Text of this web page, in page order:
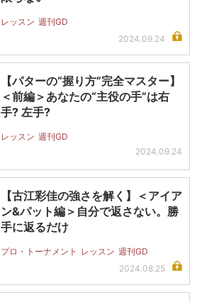
レッスン 週刊GD
2024.09.24
【パターの“握り方”完全マスター】
＜前編＞あなたの“主役の手”は右
手? 左手?
レッスン 週刊GD
2024.09.24
【古江彩佳の強さを解く】＜アイア
ン&パット編＞自分で返さない。勝
手に返るだけ
プロ・トーナメント レッスン 週刊GD
2024.08.25